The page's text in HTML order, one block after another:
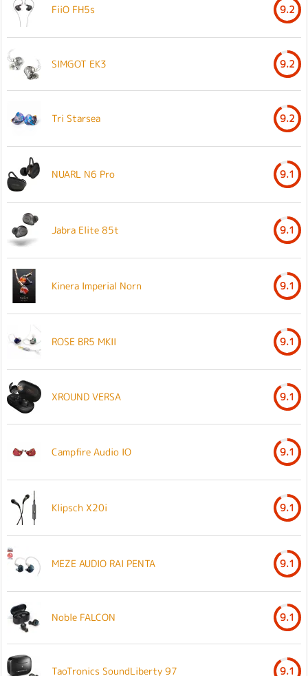
FiiO FH5s 9.2
SIMGOT EK3 9.2
Tri Starsea 9.2
NUARL N6 Pro 9.1
Jabra Elite 85t 9.1
Kinera Imperial Norn 9.1
ROSE BR5 MKII 9.1
XROUND VERSA 9.1
Campfire Audio IO 9.1
Klipsch X20i 9.1
MEZE AUDIO RAI PENTA 9.1
Noble FALCON 9.1
TaoTronics SoundLiberty 97 9.1